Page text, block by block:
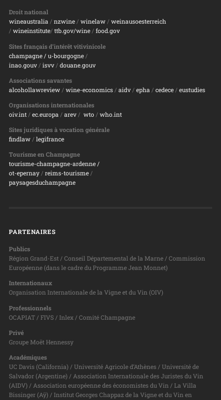
Droit national
wineaustralia/ nzwine/ winelaw/ weinausoesterreich
/ wineinstitute/ ttb.gov/wine/ food.gov
Sites français d’intérêt vitivinicole
champagne/ u-bourgogne/
inao.gouv/ isvv/ douane.gouv
Associations savantes
alcohollawreview/ wine-economics/ aidv/ epha / cedece/ eustudies
Organisations internationales
oiv.int/ ec.europa / arev/ wto/ who.int
Sites juridiques à vocation générale
findlaw/ legifrance
Tourisme en Champagne
tourisme-champagne-ardenne /
ot-epernay/ reims-tourisme/
paysagesduchampagne
PARTENAIRES
Publics
Région Grand-Est / Conseil Départemental de la Marne / Commission
Européenne (dans le cadre du Programme Jean Monnet)
Internationaux
Organisation Internationale de la Vigne et du Vin (OIV)
Professionnels
OCAPIAT / FIVS / Inlex / Comité Champagne
Privé
Groupe Moët Hennessy
Académiques
UC Davis (California) / Université Agricole d’Athènes / Université de
Salvador (Argentine) / Association Internationale des Juristes du Vin
(AIDV) / Association européenne des économistes du Vin / La Villa
Bissinger (Aÿ) / Institut Georges Chappaz de la Vigne et du Vin en